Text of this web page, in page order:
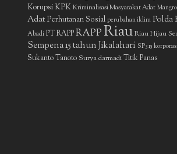
Korupsi KPK Kriminalisasi Masyarakat Adat
AdatPerhutanan Sosial perubahan iklim Polda
Abadi PT RAPPRAPPRiauRiau Hijau
Sempena 15 tahun Jikalahari SP3 15
Sukanto Tanoto Surya darmadiTitik Panas